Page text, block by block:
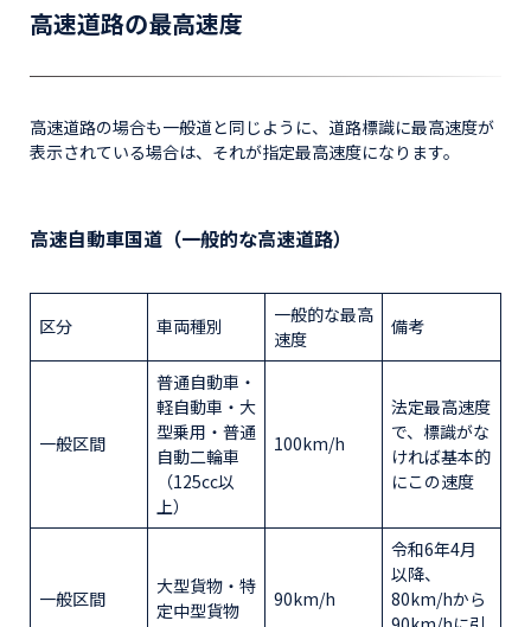
高速道路の最高速度
高速道路の場合も一般道と同じように、道路標識に最高速度が
表示されている場合は、それが指定最高速度になります。
高速自動車国道（一般的な高速道路）
区分 車両種別
一般的な最高
速度
備考
一般区間
普通自動車・
軽自動車・大
型乗用・普通
自動二輪車
（125cc以
上）
100km/h
法定最高速度
で、標識がな
ければ基本的
にこの速度
一般区間
大型貨物・特
定中型貨物
90km/h
令和6年4月
以降、
80km/hから